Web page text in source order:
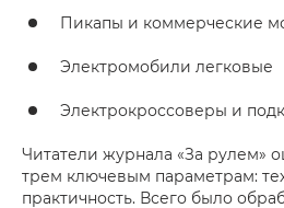
Пикапы и коммерческие
Электромобили легковые
Электрокроссоверы и
Читатели журнала «За рулем»
трем ключевым параметрам:
практичность. Всего было